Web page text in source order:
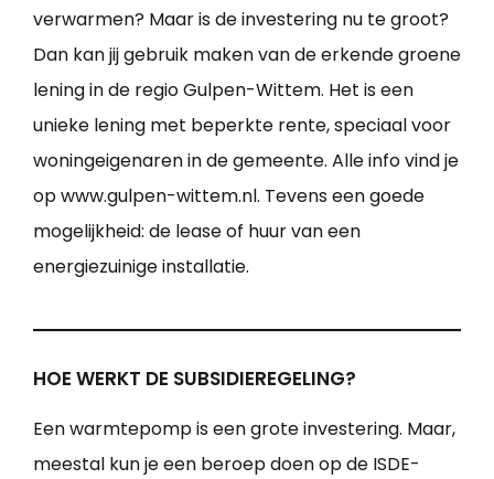
verwarmen? Maar is de investering nu te groot?
Dan kan jij gebruik maken van de erkende groene
lening in de regio Gulpen-Wittem. Het is een
unieke lening met beperkte rente, speciaal voor
woningeigenaren in de gemeente. Alle info vind je
op www.gulpen-wittem.nl. Tevens een goede
mogelijkheid: de lease of huur van een
energiezuinige installatie.
HOE WERKT DE SUBSIDIEREGELING?
Een warmtepomp is een grote investering. Maar,
meestal kun je een beroep doen op de ISDE-